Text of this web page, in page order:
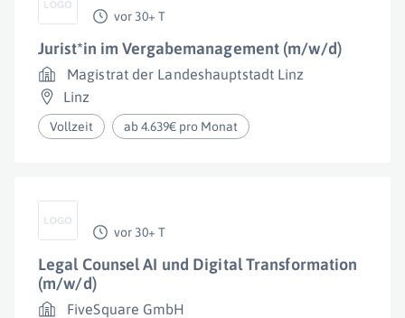
vor 30+ T
Jurist*in im Vergabemanagement (m/w/d)
Magistrat der Landeshauptstadt Linz
Linz
Vollzeit ab 4.639€ pro Monat
vor 30+ T
Legal Counsel AI und Digital Transformation
(m/w/d)
FiveSquare GmbH